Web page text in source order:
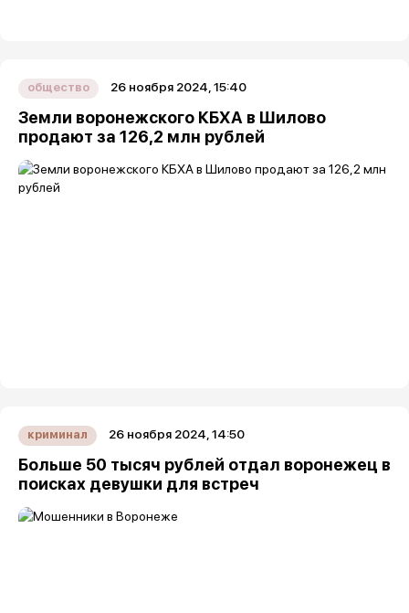
общество 26 ноября 2024, 15:40
Земли воронежского КБХА в Шилово
продают за 126,2 млн рублей
криминал 26 ноября 2024, 14:50
Больше 50 тысяч рублей отдал воронежец в
поисках девушки для встреч